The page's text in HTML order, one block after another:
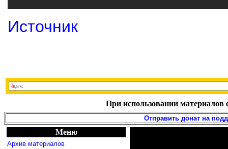
Источник
При использовании материалов
Отправить донат на
Меню
Архив материалов